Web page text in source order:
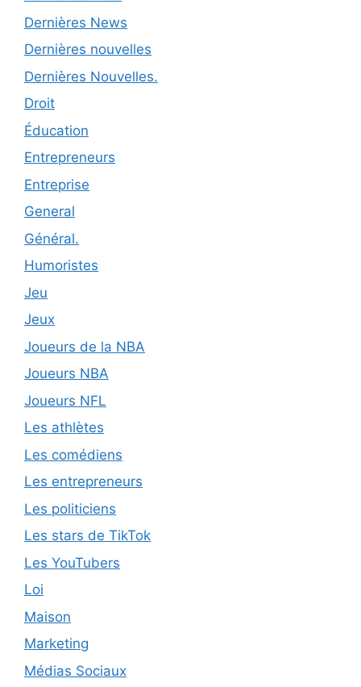
Dernières News
Dernières nouvelles
Dernières Nouvelles.
Droit
Éducation
Entrepreneurs
Entreprise
General
Général.
Humoristes
Jeu
Jeux
Joueurs de la NBA
Joueurs NBA
Joueurs NFL
Les athlètes
Les comédiens
Les entrepreneurs
Les politiciens
Les stars de TikTok
Les YouTubers
Loi
Maison
Marketing
Médias Sociaux